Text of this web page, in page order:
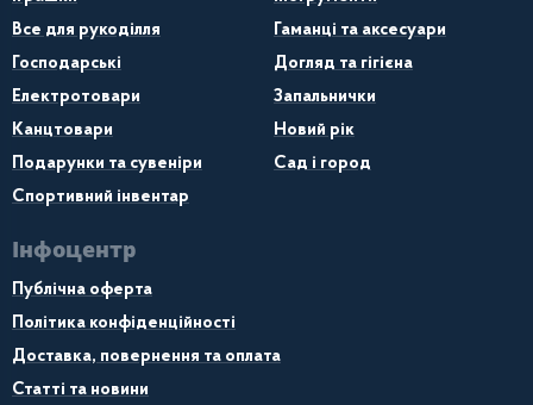
Все для рукоділля
Гаманці та аксесуари
Господарські
Догляд та гігієна
Електротовари
Запальнички
Канцтовари
Новий рік
Подарунки та сувеніри
Сад і город
Спортивний інвентар
Інфоцентр
Публічна оферта
Політика конфіденційності
Доставка, повернення та оплата
Статті та новини